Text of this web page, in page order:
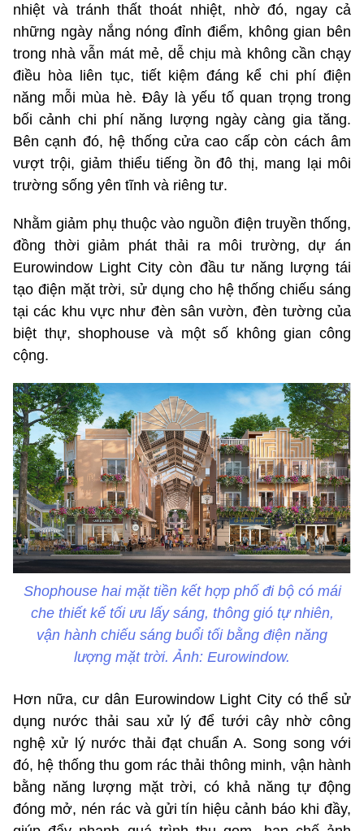
nhiệt và tránh thất thoát nhiệt, nhờ đó, ngay cả
những ngày nắng nóng đỉnh điểm, không gian bên
trong nhà vẫn mát mẻ, dễ chịu mà không cần chạy
điều hòa liên tục, tiết kiệm đáng kể chi phí điện
năng mỗi mùa hè. Đây là yếu tố quan trọng trong
bối cảnh chi phí năng lượng ngày càng gia tăng.
Bên cạnh đó, hệ thống cửa cao cấp còn cách âm
vượt trội, giảm thiểu tiếng ồn đô thị, mang lại môi
trường sống yên tĩnh và riêng tư.
Nhằm giảm phụ thuộc vào nguồn điện truyền thống,
đồng thời giảm phát thải ra môi trường, dự án
Eurowindow Light City còn đầu tư năng lượng tái
tạo điện mặt trời, sử dụng cho hệ thống chiếu sáng
tại các khu vực như đèn sân vườn, đèn tường của
biệt thự, shophouse và một số không gian công
cộng.
Shophouse hai mặt tiền kết hợp phố đi bộ có mái
che thiết kế tối ưu lấy sáng, thông gió tự nhiên,
vận hành chiếu sáng buổi tối bằng điện năng
lượng mặt trời. Ảnh: Eurowindow.
Hơn nữa, cư dân Eurowindow Light City có thể sử
dụng nước thải sau xử lý để tưới cây nhờ công
nghệ xử lý nước thải đạt chuẩn A. Song song với
đó, hệ thống thu gom rác thải thông minh, vận hành
bằng năng lượng mặt trời, có khả năng tự động
đóng mở, nén rác và gửi tín hiệu cảnh báo khi đầy,